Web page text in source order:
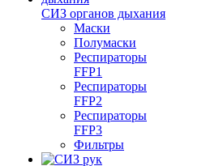
СИЗ органов дыхания
Маски
Полумаски
Респираторы
FFP1
Респираторы
FFP2
Респираторы
FFP3
Фильтры